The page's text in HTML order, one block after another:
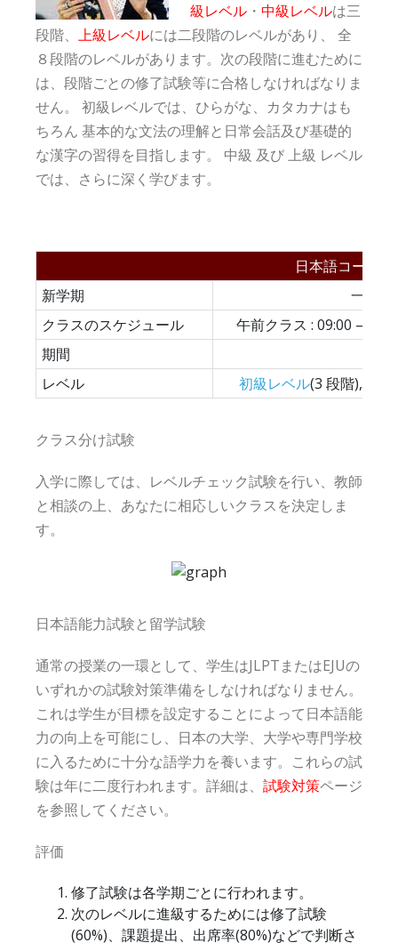
級レベル ・ 中級レベルは三
段階、 上級レベルには二段階のレベルがあり、 全
８段階のレベルがあります。次の段階に進むために
は、段階ごとの修了試験等に合格しなければなりま
せん。 初級レベルでは、ひらがな、カタカナはも
ちろん 基本的な文法の理解と日常会話及び基礎的
な漢字の習得を目指します。 中級 及び 上級 レベル
では、さらに深く学びます。
日本語コース
新学期
一月 /
クラスのスケジュール
午前クラス : 09:00 –
期間
レベル
初級レベル(3 段階),
クラス分け試験
入学に際しては、レベルチェック試験を行い、教師
と相談の上、あなたに相応しいクラスを決定しま
す。
日本語能力試験と留学試験
通常の授業の一環として、学生はJLPTまたはEJUの
いずれかの試験対策準備をしなければなりません。
これは学生が目標を設定することによって日本語能
力の向上を可能にし、日本の大学、大学や専門学校
に入るために十分な語学力を養います。これらの試
験は年に二度行われます。詳細は、 試験対策ページ
を参照してください。
評価
修了試験は各学期ごとに行われます。
次のレベルに進級するためには修了試験
(60%)、課題提出、出席率(80%)などで判断さ